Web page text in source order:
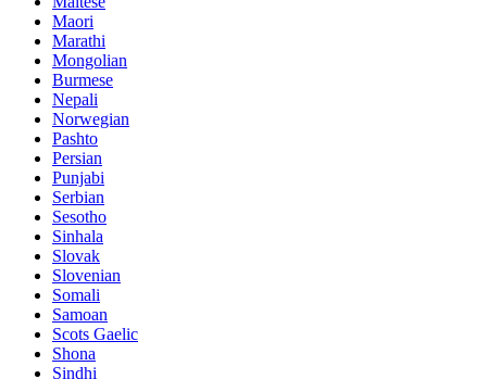
Maori
Marathi
Mongolian
Burmese
Nepali
Norwegian
Pashto
Persian
Punjabi
Serbian
Sesotho
Sinhala
Slovak
Slovenian
Somali
Samoan
Scots Gaelic
Shona
Sindhi